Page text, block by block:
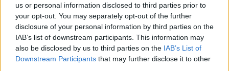
us or personal information disclosed to third parties prior to
your opt-out. You may separately opt-out of the further
disclosure of your personal information by third parties on the
IAB’s list of downstream participants. This information may
also be disclosed by us to third parties on the IAB’s List of
Downstream Participants that may further disclose it to other
Gyárleállításokkal és átszervezett
termeléssel tehermentesíti a
villamosenergia-rendszert a STRABAG
Országos hírek